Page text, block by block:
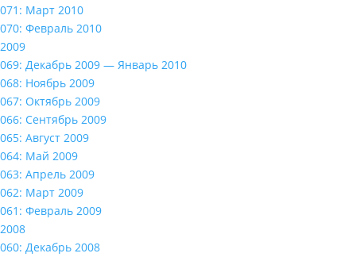
071: Март 2010
070: Февраль 2010
2009
069: Декабрь 2009 — Январь 2010
068: Ноябрь 2009
067: Октябрь 2009
066: Сентябрь 2009
065: Август 2009
064: Май 2009
063: Апрель 2009
062: Март 2009
061: Февраль 2009
2008
060: Декабрь 2008